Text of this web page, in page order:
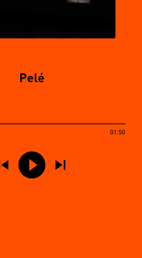
Pelé
01:50